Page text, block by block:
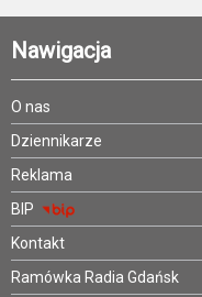
Nawigacja
O nas
Dziennikarze
Reklama
BIP
Kontakt
Ramówka Radia Gdańsk